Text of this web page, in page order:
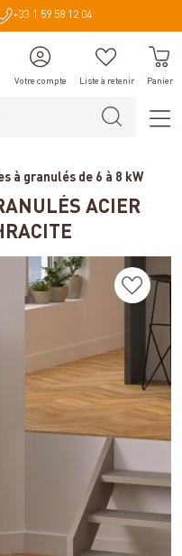
+33 1 59 58 12 04
Votre compte Liste à retenir Panier
à granulés de 6 à 8 kW
ACIER